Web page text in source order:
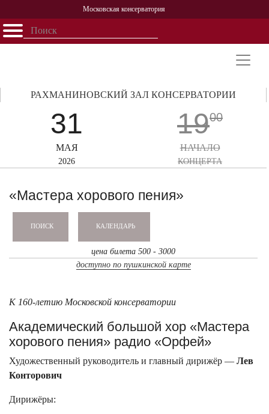
Московская консерватория
Открыть - закрыть
Персоналии
История
31
МАЯ
2026
РАХМАНИНОВСКИЙ ЗАЛ КОНСЕРВАТОРИИ
1900
НАЧАЛО
КОНЦЕРТА
«Мастера хорового пения»
ПОИСК КАЛЕНДАРЬ
цена билета 500 - 3000
доступно по пушкинской карте
К 160-летию Московской консерватории
Академический большой хор «Мастера
хорового пения» радио «Орфей»
Художественный руководитель и главный дирижёр — Лев
Конторович
Дирижёры: